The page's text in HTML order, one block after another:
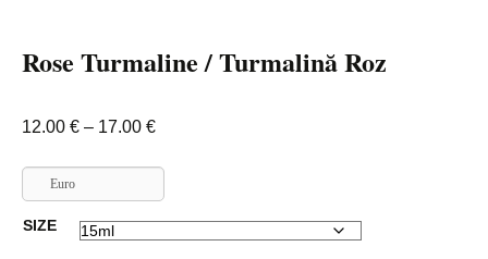
Rose Turmaline / Turmalină Roz
12.00 € – 17.00 €Interval
12.00 €
Euro
SIZE